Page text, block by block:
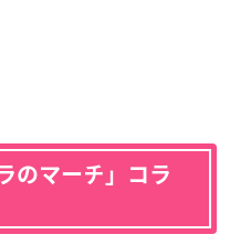
のマーチ」コラ